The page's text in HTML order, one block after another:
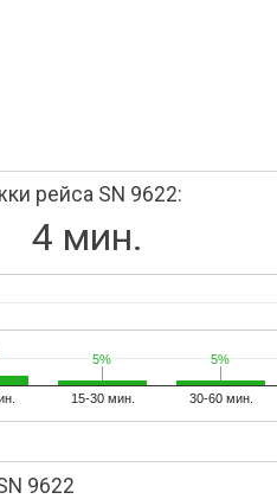
рейса SN 9622:
4 мин.
15-30 мин. 30-60 мин.
5%
5% 5%
5%
9622